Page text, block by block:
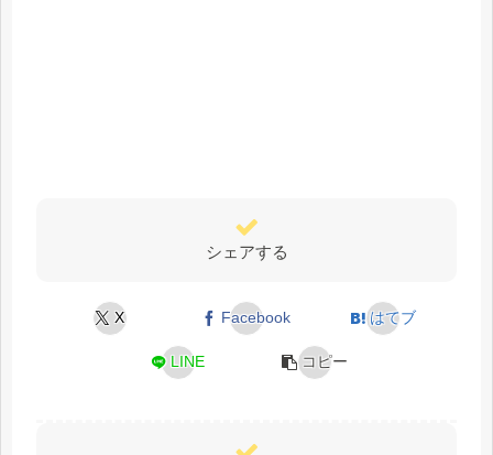
シェアする
X Facebook はてブ
LINE コピー